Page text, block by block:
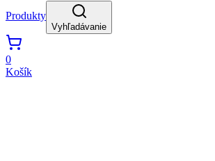
Produkty
Vyhľadávanie
0
Košík